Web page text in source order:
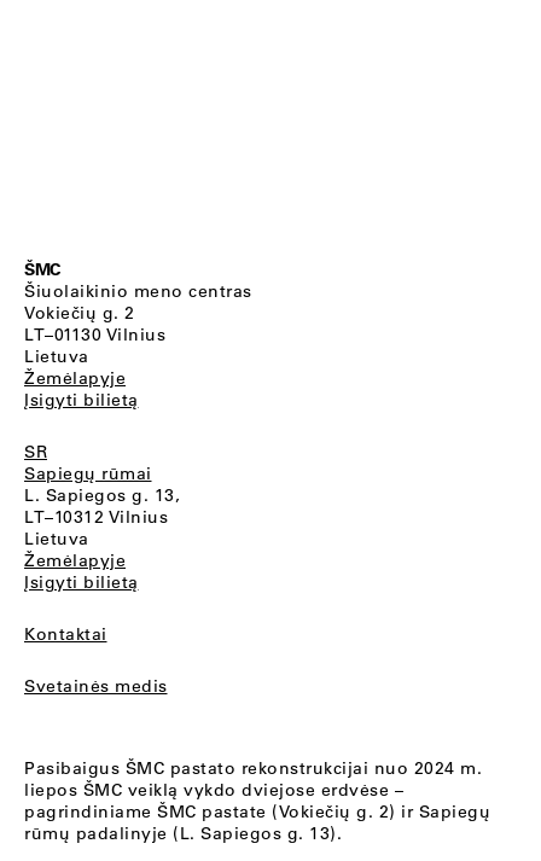
ŠMC
Šiuolaikinio meno centras
Vokiečių g. 2
LT–01130 Vilnius
Lietuva
Žemėlapyje
Įsigyti bilietą
SR
Sapiegų rūmai
L. Sapiegos g. 13,
LT–10312 Vilnius
Lietuva
Žemėlapyje
Įsigyti bilietą
Kontaktai
Svetainės medis
Pasibaigus ŠMC pastato rekonstrukcijai nuo 2024 m.
liepos ŠMC veiklą vykdo dviejose erdvėse –
pagrindiniame ŠMC pastate (Vokiečių g. 2) ir Sapiegų
rūmų padalinyje (L. Sapiegos g. 13).